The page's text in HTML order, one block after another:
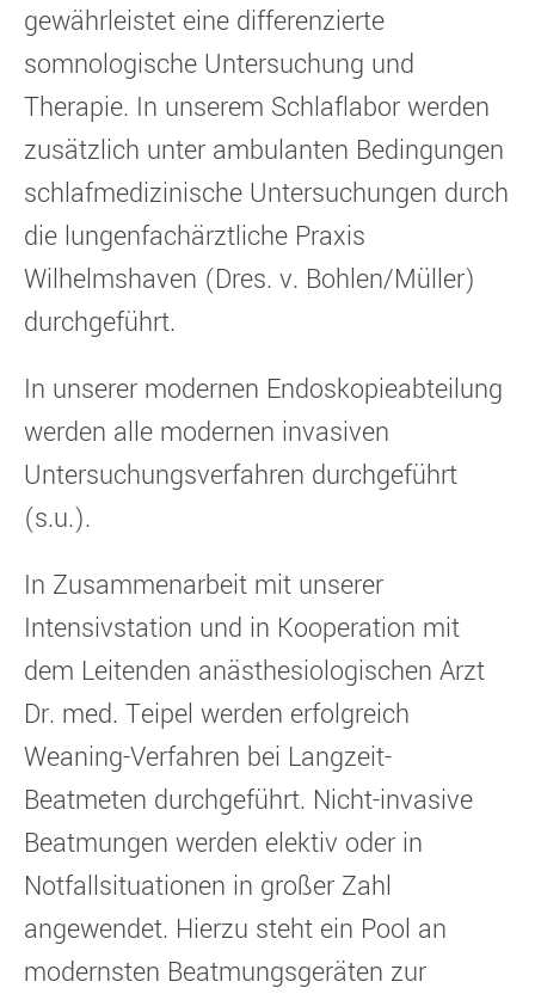
gewährleistet eine differenzierte
somnologische Untersuchung und
Therapie. In unserem Schlaflabor werden
zusätzlich unter ambulanten Bedingungen
schlafmedizinische Untersuchungen durch
die lungenfachärztliche Praxis
Wilhelmshaven (Dres. v. Bohlen/Müller)
durchgeführt.
In unserer modernen Endoskopieabteilung
werden alle modernen invasiven
Untersuchungsverfahren durchgeführt
(s.u.).
In Zusammenarbeit mit unserer
Intensivstation und in Kooperation mit
dem Leitenden anästhesiologischen Arzt
Dr. med. Teipel werden erfolgreich
Weaning-Verfahren bei Langzeit-
Beatmeten durchgeführt. Nicht-invasive
Beatmungen werden elektiv oder in
Notfallsituationen in großer Zahl
angewendet. Hierzu steht ein Pool an
modernsten Beatmungsgeräten zur